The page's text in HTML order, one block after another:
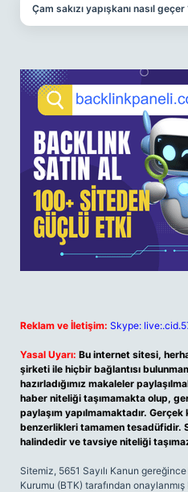
Çam sakızı yapışkanı nasıl geçer
Reklam ve İletişim: Skype:
Yasal Uyarı: Bu internet sitesi,
şirketi ile hiçbir bağlantısı
hazırladığımız makaleler
haber niteliği taşımamakta olup,
paylaşım yapılmamaktadır.
benzerlikleri tamamen tesadüfidir.
halindedir ve tavsiye niteliği
Sitemiz, 5651 Sayılı Kanun
Kurumu (BTK) tarafından